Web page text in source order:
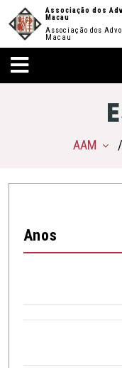
Associação dos
Macau
Associação dos
Macau
AAM
Anos